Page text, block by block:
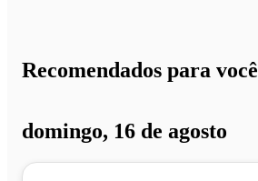
Recomendados para você
domingo, 16 de agosto